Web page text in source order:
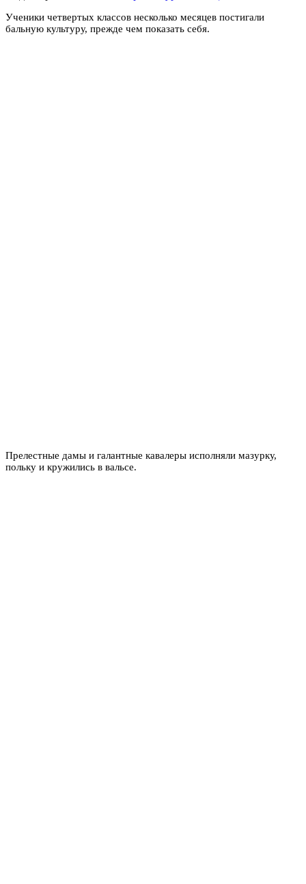
Ученики четвертых классов несколько месяцев постигали
бальную культуру, прежде чем показать себя.
Прелестные дамы и галантные кавалеры исполняли мазурку,
польку и кружились в вальсе.